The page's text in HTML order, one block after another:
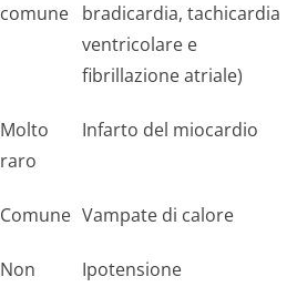
comune bradicardia, tachicardia
ventricolare e
fibrillazione atriale)
Molto
raro
Infarto del miocardio
Comune Vampate di calore
Non
Ipotensione